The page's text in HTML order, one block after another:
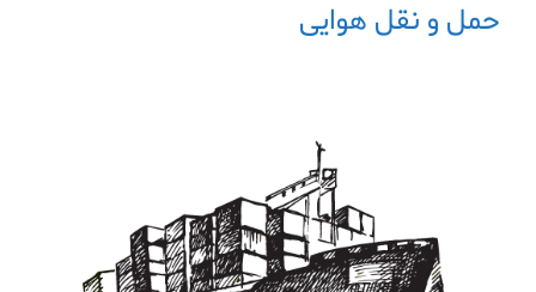
حمل و نقل هوایی